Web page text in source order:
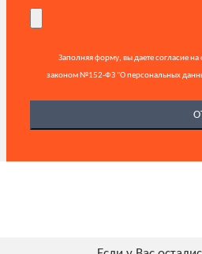
Заполняя форму, вы даете согласие
законом №152-ФЗ "О персональных